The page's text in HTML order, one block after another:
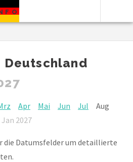
Deutschland
Apr Mai Jun Jul
Aug
Jan 2027
die Datumsfelder um detaillierte